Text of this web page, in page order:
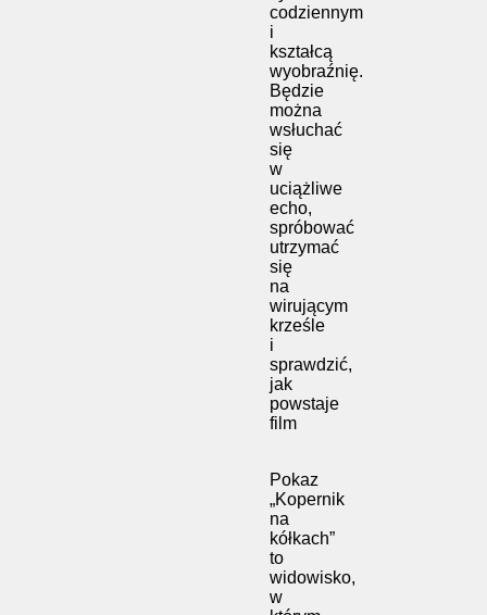
codziennym
i
kształcą
wyobraźnię.
Będzie
można
wsłuchać
się
w
uciążliwe
echo,
spróbować
utrzymać
się
na
wirującym
krześle
i
sprawdzić,
jak
powstaje
film
Pokaz
„Kopernik
na
kółkach”
to
widowisko,
w